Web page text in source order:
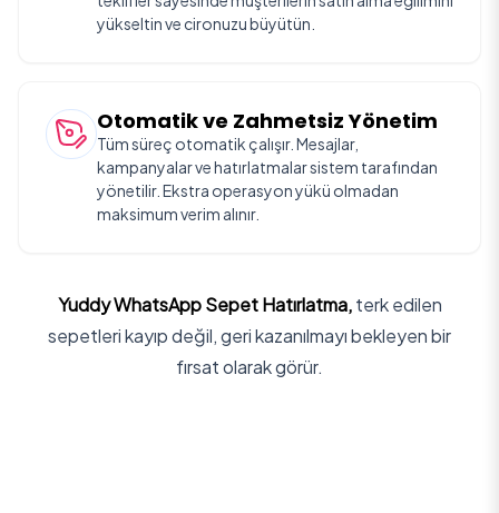
yükseltin ve cironuzu büyütün.
Otomatik ve Zahmetsiz Yönetim
Tüm süreç otomatik çalışır. Mesajlar,
kampanyalar ve hatırlatmalar sistem tarafından
yönetilir. Ekstra operasyon yükü olmadan
maksimum verim alınır.
Yuddy WhatsApp Sepet Hatırlatma,terk edilen
sepetleri kayıp değil, geri kazanılmayı bekleyen bir
fırsat olarak görür.